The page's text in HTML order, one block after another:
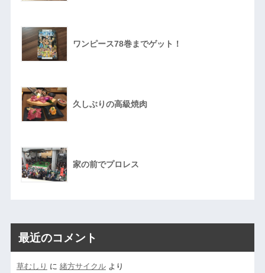
ワンピース78巻までゲット！
久しぶりの高級焼肉
家の前でプロレス
最近のコメント
草むしり に 緒方サイクルより